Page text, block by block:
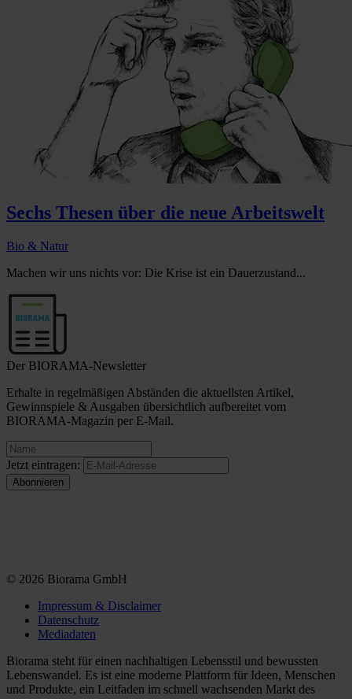
Sechs Thesen über die neue Arbeitswelt
Bio & Natur
Machen wir uns nichts vor: Die Krise ist ein Dauerzustand...
Der BIORAMA-Newsletter
Erhalte in regelmäßigen Abständen die aktuellsten Artikel,
Gewinnspiele & Ausgaben übersichtlich aufbereitet vom
BIORAMA-Magazin per E-Mail.
Jetzt eintragen:
© 2026 Biorama GmbH
Impressum & Disclaimer
Datenschutz
Mediadaten
Biorama steht für einen nachhaltigen Lebensstil und bewussten
Lebenswandel. Es ist eine moderne Plattform für Ideen, Menschen
und Produkte, ein Leitfaden im schnell wachsenden Markt des